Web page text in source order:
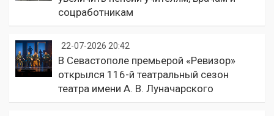
соцработникам
22-07-2026 20:42
В Севастополе премьерой «Ревизор»
открылся 116-й театральный сезон
театра имени А. В. Луначарского